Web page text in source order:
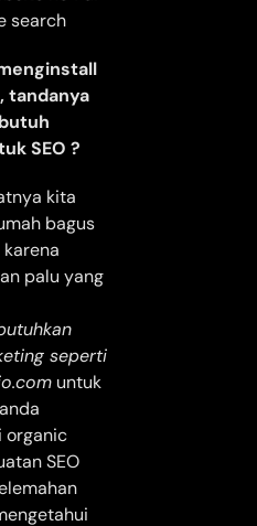
tandanya
SEO ?
kita
bagus
palu yang
seperti
untuk
organic
SEO